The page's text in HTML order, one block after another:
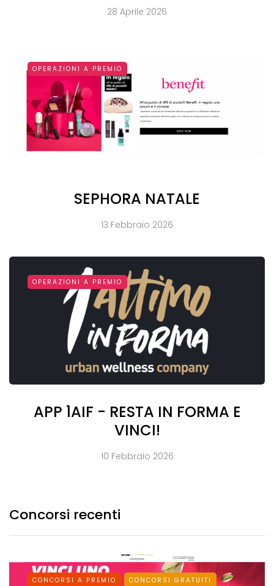
28 Aprile 2026
OPERAZIONI A PREMIO
SEPHORA NATALE
13 Febbraio 2026
OPERAZIONI A PREMIO
APP 1AIF - RESTA IN FORMA E
VINCI!
10 Febbraio 2026
Concorsi recenti
CONCORSI A PREMIO CONCORSI GRATUITI